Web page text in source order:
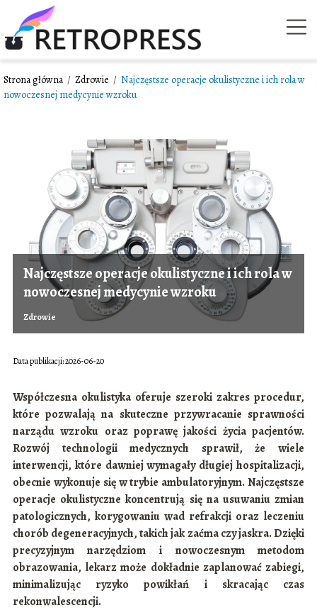
Strona główna / Zdrowie / Najczęstsze operacje okulistyczne i ich rola w
nowoczesnej medycynie wzroku
Najczęstsze operacje okulistyczne i ich rola w
nowoczesnej medycynie wzroku
Zdrowie
Data publikacji: 2026-06-20
Współczesna okulistyka oferuje szeroki zakres procedur,
które pozwalają na skuteczne przywracanie sprawności
narządu wzroku oraz poprawę jakości życia pacjentów.
Rozwój technologii medycznych sprawił, że wiele
interwencji, które dawniej wymagały długiej hospitalizacji,
obecnie wykonuje się w trybie ambulatoryjnym. Najczęstsze
operacje okulistyczne koncentrują się na usuwaniu zmian
patologicznych, korygowaniu wad refrakcji oraz leczeniu
chorób degeneracyjnych, takich jak zaćma czy jaskra. Dzięki
precyzyjnym narzędziom i nowoczesnym metodom
obrazowania, lekarz może dokładnie zaplanować zabiegi,
minimalizując ryzyko powikłań i skracając czas
rekonwalescencji.